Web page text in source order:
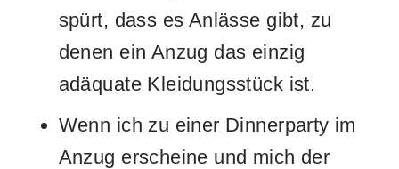
spürt, dass es Anlässe gibt, zu
denen ein Anzug das einzig
adäquate Kleidungsstück ist.
Wenn ich zu einer Dinnerparty im
Anzug erscheine und mich der